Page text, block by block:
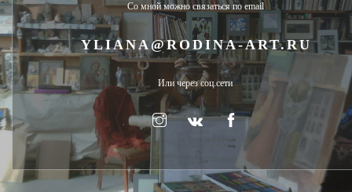
Со мной можно связаться по email
YLIANA@RODINA-ART.RU
Или через соц.сети